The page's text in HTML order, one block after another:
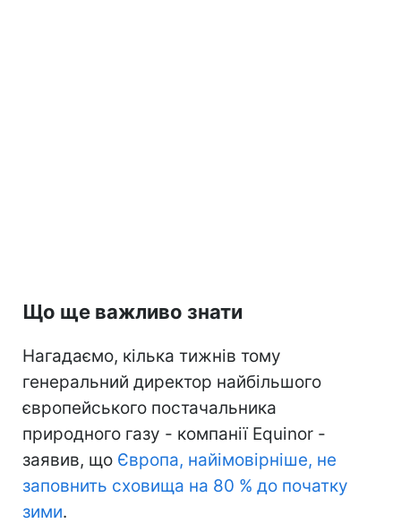
Що ще важливо знати
Нагадаємо, кілька тижнів тому
генеральний директор найбільшого
європейського постачальника
природного газу - компанії Equinor -
заявив, що Європа, найімовірніше, не
заповнить сховища на 80 % до початку
зими.